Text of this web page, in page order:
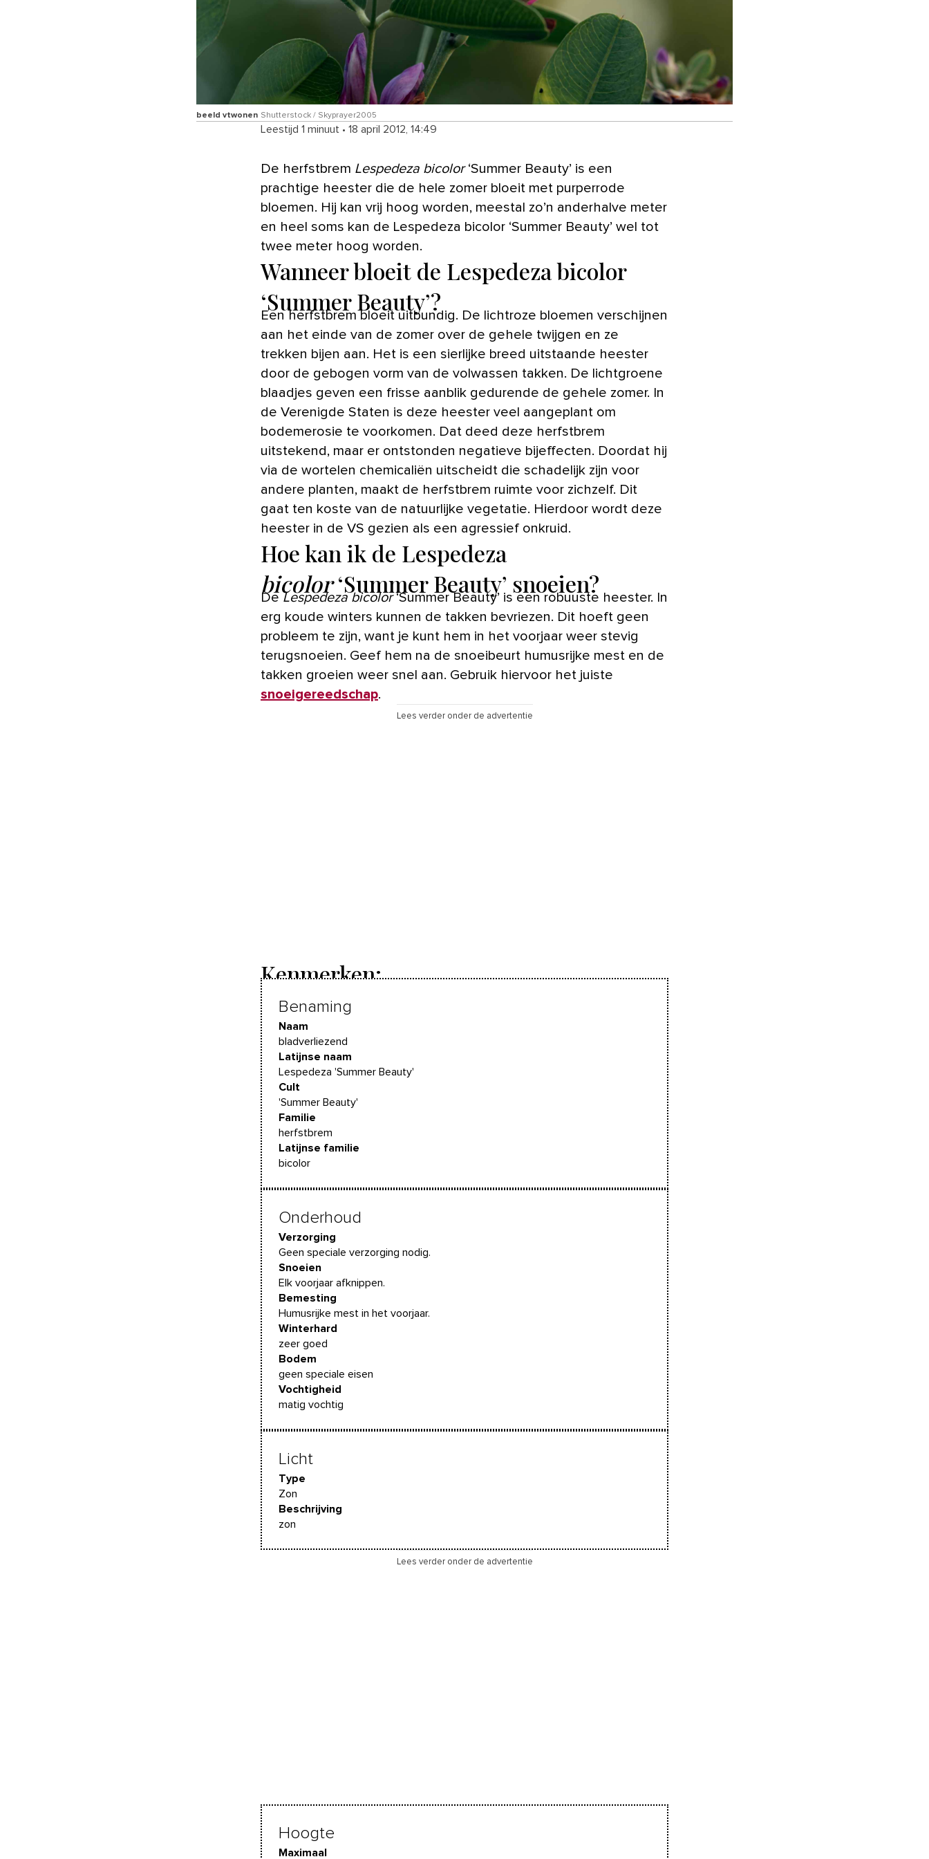
beeld vtwonen Shutterstock / Skyprayer2005
Leestijd 1 minuut • 18 april 2012, 14:49
De herfstbrem Lespedeza bicolor‘Summer Beauty’ is een
prachtige heester die de hele zomer bloeit met purperrode
bloemen. Hij kan vrij hoog worden, meestal zo’n anderhalve meter
en heel soms kan de Lespedeza bicolor ‘Summer Beauty’ wel tot
twee meter hoog worden.
Wanneer bloeit de Lespedeza bicolor
‘Summer Beauty’?
Een herfstbrem bloeit uitbundig. De lichtroze bloemen verschijnen
aan het einde van de zomer over de gehele twijgen en ze
trekken bijen aan. Het is een sierlijke breed uitstaande heester
door de gebogen vorm van de volwassen takken. De lichtgroene
blaadjes geven een frisse aanblik gedurende de gehele zomer. In
de Verenigde Staten is deze heester veel aangeplant om
bodemerosie te voorkomen. Dat deed deze herfstbrem
uitstekend, maar er ontstonden negatieve bijeffecten. Doordat hij
via de wortelen chemicaliën uitscheidt die schadelijk zijn voor
andere planten, maakt de herfstbrem ruimte voor zichzelf. Dit
gaat ten koste van de natuurlijke vegetatie. Hierdoor wordt deze
heester in de VS gezien als een agressief onkruid.
Hoe kan ik de Lespedeza
bicolor‘Summer Beauty’ snoeien?
De Lespedeza bicolor‘Summer Beauty’ is een robuuste heester. In
erg koude winters kunnen de takken bevriezen. Dit hoeft geen
probleem te zijn, want je kunt hem in het voorjaar weer stevig
terugsnoeien. Geef hem na de snoeibeurt humusrijke mest en de
takken groeien weer snel aan. Gebruik hiervoor het juiste
snoeigereedschap.
Lees verder onder de advertentie
Kenmerken:
Benaming
Naam
bladverliezend
Latijnse naam
Lespedeza 'Summer Beauty'
Cult
'Summer Beauty'
Familie
herfstbrem
Latijnse familie
bicolor
Onderhoud
Verzorging
Geen speciale verzorging nodig.
Snoeien
Elk voorjaar afknippen.
Bemesting
Humusrijke mest in het voorjaar.
Winterhard
zeer goed
Bodem
geen speciale eisen
Vochtigheid
matig vochtig
Licht
Type
Zon
Beschrijving
zon
Lees verder onder de advertentie
Hoogte
Maximaal